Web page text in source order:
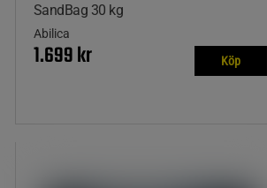
SandBag 30 kg
Abilica
1.699 kr Köp